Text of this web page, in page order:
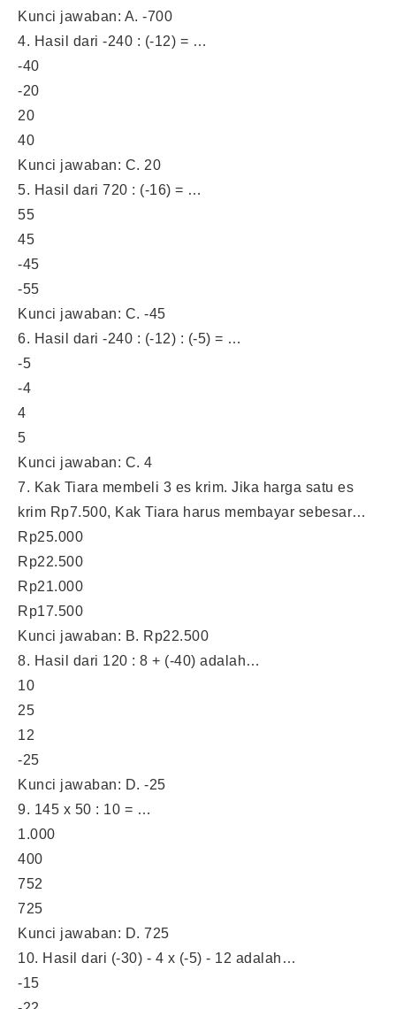
Kunci jawaban: A. -700
4. Hasil dari -240 : (-12) = …
-40
-20
20
40
Kunci jawaban: C. 20
5. Hasil dari 720 : (-16) = …
55
45
-45
-55
Kunci jawaban: C. -45
6. Hasil dari -240 : (-12) : (-5) = …
-5
-4
4
5
Kunci jawaban: C. 4
7. Kak Tiara membeli 3 es krim. Jika harga satu es
krim Rp7.500, Kak Tiara harus membayar sebesar…
Rp25.000
Rp22.500
Rp21.000
Rp17.500
Kunci jawaban: B. Rp22.500
8. Hasil dari 120 : 8 + (-40) adalah…
10
25
12
-25
Kunci jawaban: D. -25
9. 145 x 50 : 10 = …
1.000
400
752
725
Kunci jawaban: D. 725
10. Hasil dari (-30) - 4 x (-5) - 12 adalah…
-15